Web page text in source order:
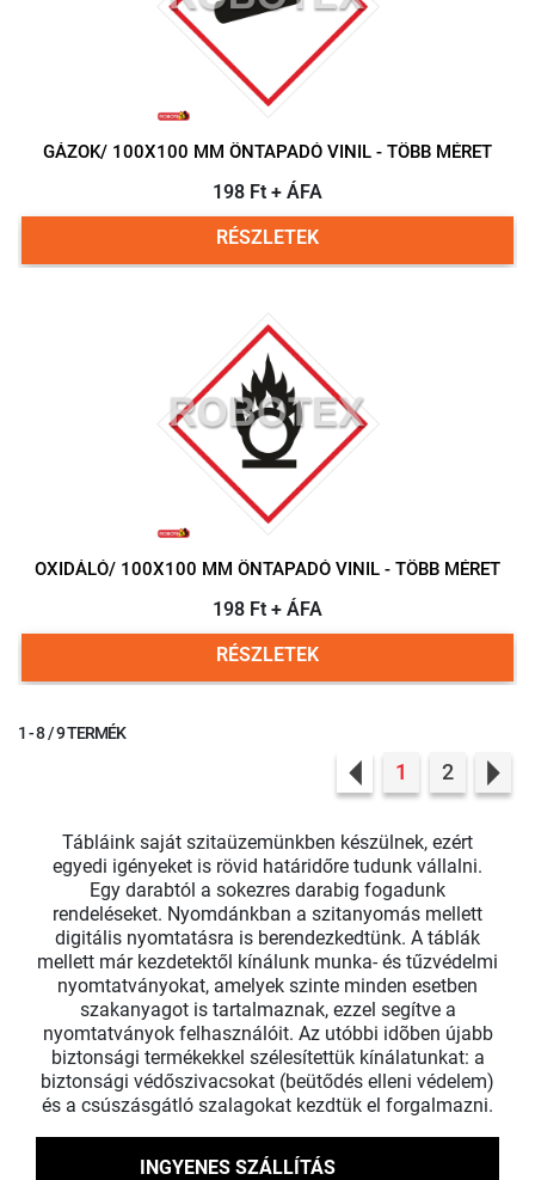
GÁZOK/ 100X100 MM ÖNTAPADÓ VINIL - TÖBB MÉRET
198 Ft + ÁFA
RÉSZLETEK
OXIDÁLÓ/ 100X100 MM ÖNTAPADÓ VINIL - TÖBB MÉRET
198 Ft + ÁFA
RÉSZLETEK
1 - 8 / 9 TERMÉK
Previous
1 2
Tábláink saját szitaüzemünkben készülnek, ezért
egyedi igényeket is rövid határidőre tudunk vállalni.
Egy darabtól a sokezres darabig fogadunk
rendeléseket. Nyomdánkban a szitanyomás mellett
digitális nyomtatásra is berendezkedtünk. A táblák
mellett már kezdetektől kínálunk munka- és tűzvédelmi
nyomtatványokat, amelyek szinte minden esetben
szakanyagot is tartalmaznak, ezzel segítve a
nyomtatványok felhasználóit. Az utóbbi idõben újabb
biztonsági termékekkel szélesítettük kínálatunkat: a
biztonsági védőszivacsokat (beütődés elleni védelem)
és a csúszásgátló szalagokat kezdtük el forgalmazni.
INGYENES SZÁLLÍTÁS